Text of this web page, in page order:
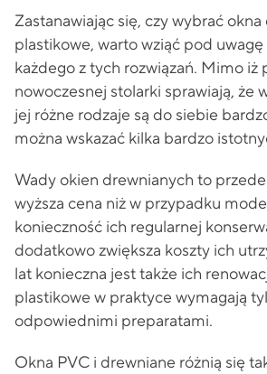
Zastanawiając się, czy wybrać
plastikowe, warto wziąć pod
każdego z tych rozwiązań. Mimo iż
nowoczesnej stolarki sprawiają, że
jej różne rodzaje są do siebie
można wskazać kilka bardzo
Wady okien drewnianych to
wyższa cena niż w przypadku
konieczność ich regularnej
dodatkowo zwiększa koszty ich
lat konieczna jest także ich
plastikowe w praktyce wymagają
odpowiednimi preparatami.
Okna PVC i drewniane różnią się